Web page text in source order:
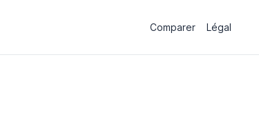
Comparer Légal